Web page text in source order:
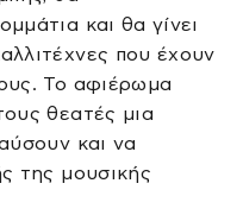
και θα γίνει
που έχουν
Το αφιέρωμα
θεατές μια
και να
της μουσικής